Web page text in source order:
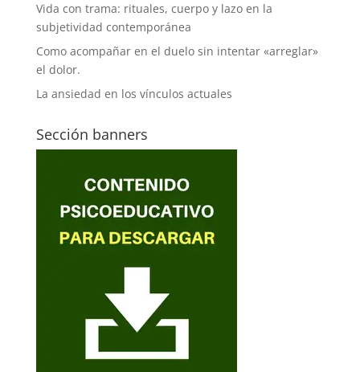
Vida con trama: rituales, cuerpo y lazo en la
subjetividad contemporánea
Como acompañar en el duelo sin intentar «arreglar»
el dolor.
La ansiedad en los vínculos actuales
Sección banners